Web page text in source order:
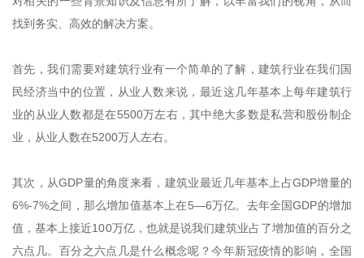
找到务实、高效的解决方案。
首先，我们需要对建筑行业有一个简单的了解，建筑行业在我们国
民经济当中的位置，从业人数来说，最近这几年基本上每年建筑行
业的从业人数都是在5500万左右，其中绝大多数是私营和股份制企
业，从业人数在5200万人左右。
其次，从GDP量的角度来看，建筑业最近几年基本上占GDP增量的
6%-7%之间，那么增加值基本上在5—6万亿。去年全国GDP的增加
值，基本上接近100万亿，也就是说我们建筑业占了增加值的百分之
六点几。百分之六点几是什么概念呢？今年新冠疫情的影响，全国